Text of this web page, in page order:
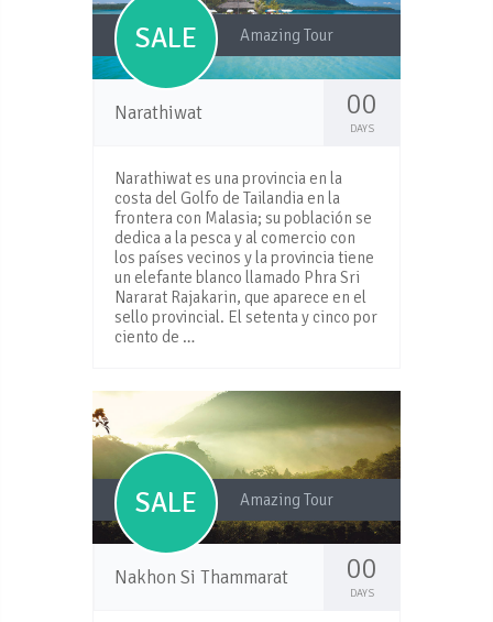
SALE Amazing Tour
Narathiwat 00
DAYS
Narathiwat es una provincia en la
costa del Golfo de Tailandia en la
frontera con Malasia; su población se
dedica a la pesca y al comercio con
los países vecinos y la provincia tiene
un elefante blanco llamado Phra Sri
Nararat Rajakarin, que aparece en el
sello provincial. El setenta y cinco por
ciento de …
SALE Amazing Tour
Nakhon Si Thammarat 00
DAYS